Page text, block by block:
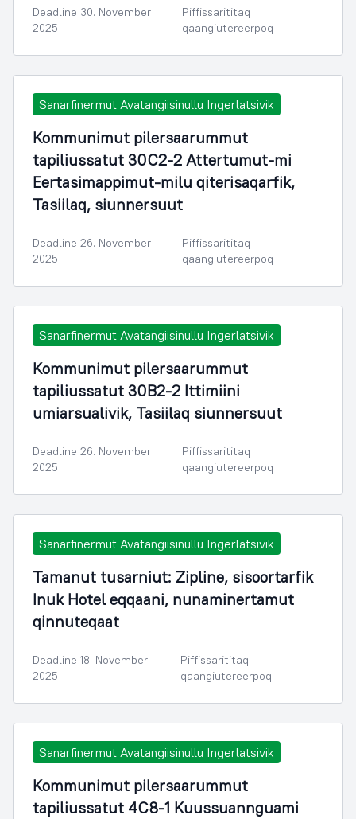
Deadline 30. November
2025
Piffissarititaq
qaangiutereerpoq
Sanarfinermut Avatangiisinullu Ingerlatsivik
Kommunimut pilersaarummut
tapiliussatut 30C2-2 Attertumut-mi
Eertasimappimut-milu qiterisaqarfik,
Tasiilaq, siunnersuut
Deadline 26. November
2025
Piffissarititaq
qaangiutereerpoq
Sanarfinermut Avatangiisinullu Ingerlatsivik
Kommunimut pilersaarummut
tapiliussatut 30B2-2 Ittimiini
umiarsualivik, Tasiilaq siunnersuut
Deadline 26. November
2025
Piffissarititaq
qaangiutereerpoq
Sanarfinermut Avatangiisinullu Ingerlatsivik
Tamanut tusarniut: Zipline, sisoortarfik
Inuk Hotel eqqaani, nunaminertamut
qinnuteqaat
Deadline 18. November
2025
Piffissarititaq
qaangiutereerpoq
Sanarfinermut Avatangiisinullu Ingerlatsivik
Kommunimut pilersaarummut
tapiliussatut 4C8-1 Kuussuannguami